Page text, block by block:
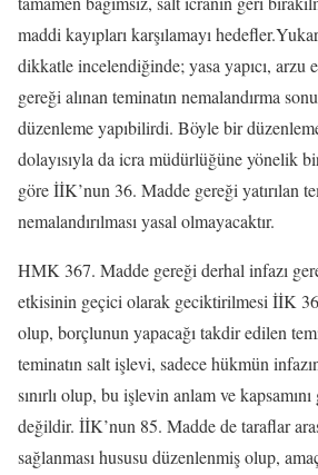
maddi kayıpları karşılamayı
dikkatle incelendiğinde; yasa yapıcı, arzu
gereği alınan teminatın nemalandırma
düzenleme yapıbilirdi. Böyle bir
dolayısıyla da icra müdürlüğüne yönelik
göre İİK’nun 36. Madde gereği yatırılan
nemalandırılması yasal olmayacaktır.
HMK 367. Madde gereği derhal infazı
etkisinin geçici olarak geciktirilmesi İİK
olup, borçlunun yapacağı takdir edilen
teminatın salt işlevi, sadece hükmün
sınırlı olup, bu işlevin anlam ve
değildir. İİK’nun 85. Madde de taraflar
sağlanması hususu düzenlenmiş olup,